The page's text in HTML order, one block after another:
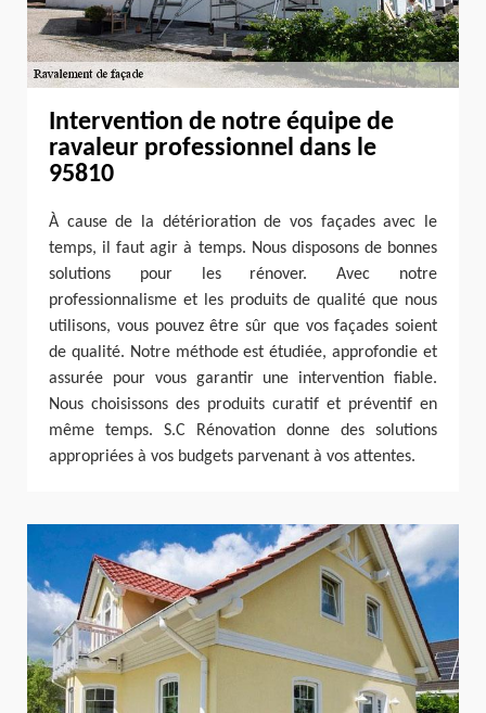
Intervention de notre équipe de
ravaleur professionnel dans le
95810
À cause de la détérioration de vos façades avec le
temps, il faut agir à temps. Nous disposons de bonnes
solutions pour les rénover. Avec notre
professionnalisme et les produits de qualité que nous
utilisons, vous pouvez être sûr que vos façades soient
de qualité. Notre méthode est étudiée, approfondie et
assurée pour vous garantir une intervention fiable.
Nous choisissons des produits curatif et préventif en
même temps. S.C Rénovation donne des solutions
appropriées à vos budgets parvenant à vos attentes.